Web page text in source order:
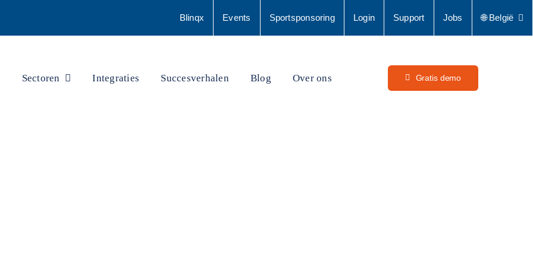
Blinqx Events Sportsponsoring Login Support Jobs 🌐 België
Sectoren Integraties Succesverhalen Blog Over ons Gratis demo